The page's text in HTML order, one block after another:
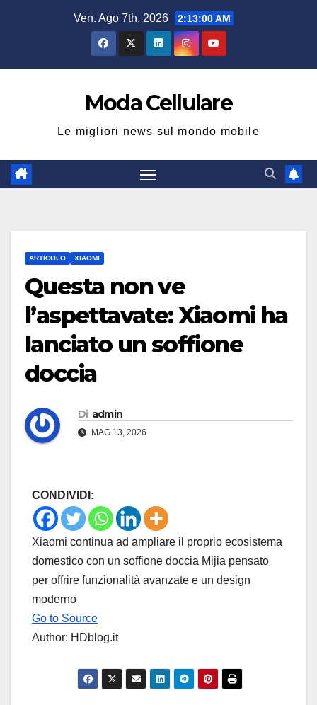
Ven. Ago 7th, 2026 2:13:01 AM
Moda Cellulare
Le migliori news sul mondo mobile
ARTICOLO XIAOMI
Questa non ve
l’aspettavate: Xiaomi ha
lanciato un soffione
doccia
Di admin
MAG 13, 2026
CONDIVIDI:
Xiaomi continua ad ampliare il proprio ecosistema
domestico con un soffione doccia Mijia pensato
per offrire funzionalità avanzate e un design
moderno
Go to Source
Author: HDblog.it